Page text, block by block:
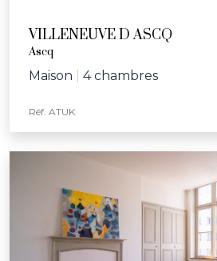
VILLENEUVE D ASCQ
Ascq
Maison 4 chambres
Réf. ATUK